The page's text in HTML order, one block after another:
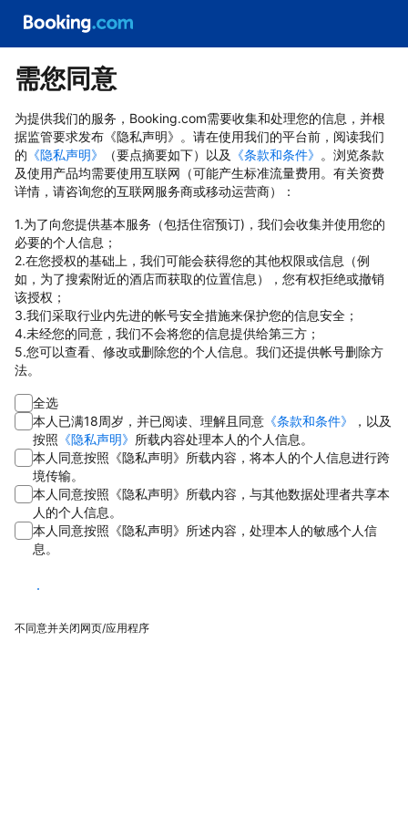
需您同意
为提供我们的服务，Booking.com需要收集和处理您的信息，并根
据监管要求发布《隐私声明》。请在使用我们的平台前，阅读我们
的 《隐私声明》 （要点摘要如下）以及 《条款和条件》 。浏览条款
及使用产品均需要使用互联网（可能产生标准流量费用。有关资费
详情，请咨询您的互联网服务商或移动运营商）：
1.为了向您提供基本服务（包括住宿预订)，我们会收集并使用您的
必要的个人信息；
2.在您授权的基础上，我们可能会获得您的其他权限或信息（例
如，为了搜索附近的酒店而获取的位置信息），您有权拒绝或撤销
该授权；
3.我们采取行业内先进的帐号安全措施来保护您的信息安全；
4.未经您的同意，我们不会将您的信息提供给第三方；
5.您可以查看、修改或删除您的个人信息。我们还提供帐号删除方
法。
全选
本人已满18周岁，并已阅读、理解且同意 《条款和条件》
，以及
按照 《隐私声明》 所载内容处理本人的个人信息。
本人同意按照《隐私声明》所载内容，将本人的个人信息进行跨
境传输。
本人同意按照《隐私声明》所载内容，与其他数据处理者共享本
人的个人信息。
本人同意按照《隐私声明》所述内容，处理本人的敏感个人信
息。
同意
不同意并关闭网页/应用程序